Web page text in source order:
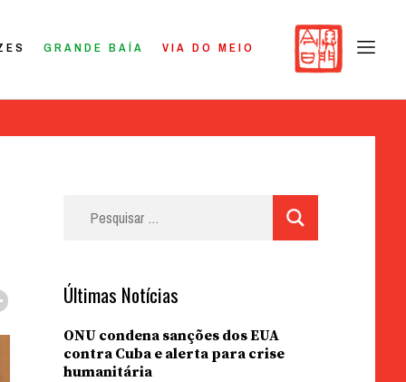
GRANDE BAÍA VIA DO MEIO
Últimas Notícias
ONU condena sanções dos EUA
contra Cuba e alerta para crise
humanitária